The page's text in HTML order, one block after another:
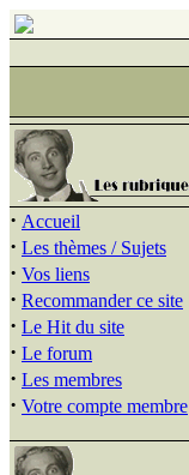
· Accueil
· Les thèmes / Sujets
· Vos liens
· Recommander ce site
· Le Hit du site
· Le forum
· Les membres
· Votre compte membre